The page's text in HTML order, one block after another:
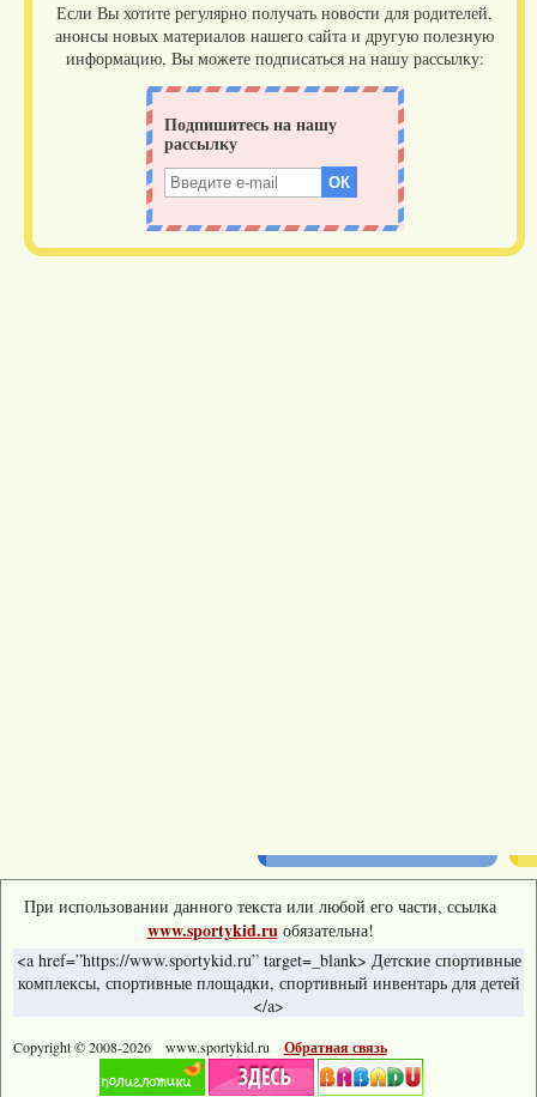
Если Вы хотите регулярно получать новости для родителей,
анонсы новых материалов нашего сайта и другую полезную
информацию, Вы можете подписаться на нашу рассылку:
При использовании данного текста или любой его части, ссылка
www.sportykid.ruобязательна!
<a href=”https://www.sportykid.ru” target=_blank> Детские спортивные
комплексы, спортивные площадки, спортивный инвентарь для детей
</a>
Copyright © 2008-2026 www.sportykid.ru Обратная связь